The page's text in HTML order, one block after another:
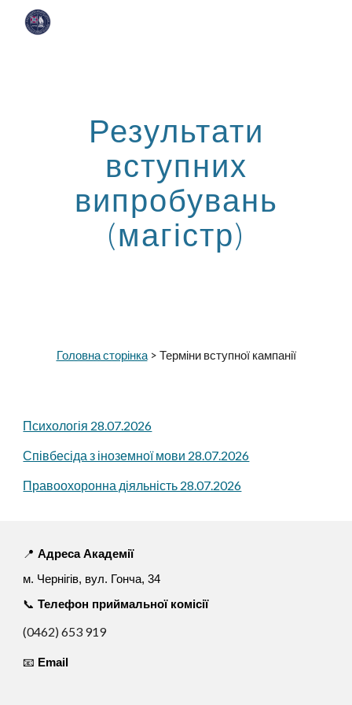
Skip to main content
Результати
вступних
випробувань
(магістр)
Головна сторінка> Терміни вступної кампанії
Психологія 28.07.2026
Співбесіда з іноземної мови 28.07.2026
Правоохоронна діяльність 28.07.2026
📍Адреса Академії
м. Чернігів, вул. Гонча, 34
📞Телефон приймальної комісії
(0462) 653 919
📧 Email